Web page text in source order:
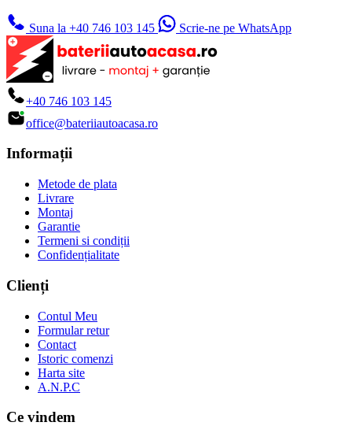
Suna la +40 746 103 145 Scrie-ne pe WhatsApp
+40 746 103 145
office@bateriiautoacasa.ro
Informații
Metode de plata
Livrare
Montaj
Garantie
Termeni si condiții
Confidențialitate
Clienți
Contul Meu
Formular retur
Contact
Istoric comenzi
Harta site
A.N.P.C
Ce vindem